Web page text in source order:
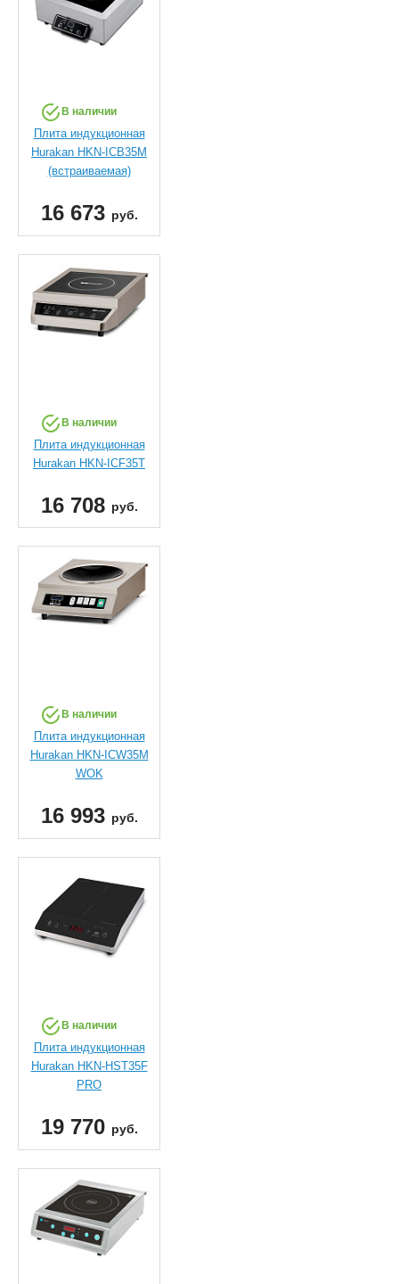
В наличии
Плита индукционная
Hurakan HKN-ICB35M
(встраиваемая)
16 673 руб.
В наличии
Плита индукционная
Hurakan HKN-ICF35T
16 708 руб.
В наличии
Плита индукционная
Hurakan HKN-ICW35M
WOK
16 993 руб.
В наличии
Плита индукционная
Hurakan HKN-HST35F
PRO
19 770 руб.